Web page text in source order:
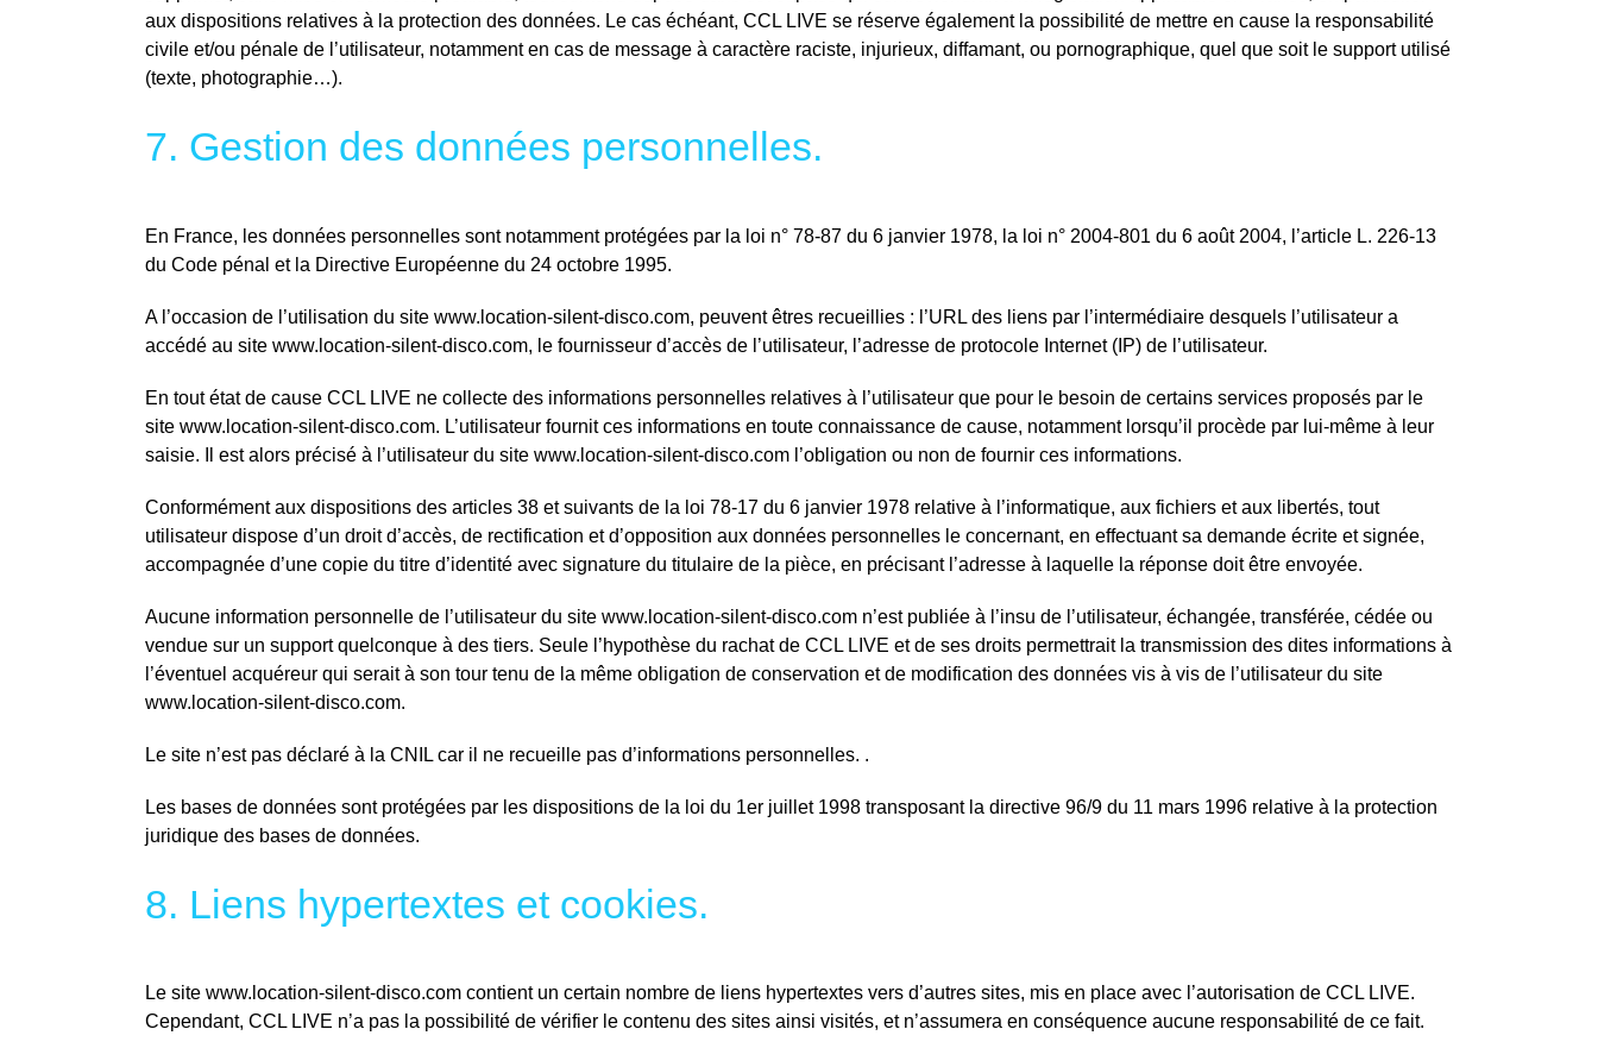
aux dispositions relatives à la protection des données. Le cas échéant, CCL LIVE se réserve également la possibilité de mettre en cause la responsabilité
civile et/ou pénale de l’utilisateur, notamment en cas de message à caractère raciste, injurieux, diffamant, ou pornographique, quel que soit le support utilisé
(texte, photographie…).
7. Gestion des données personnelles.
En France, les données personnelles sont notamment protégées par la loi n° 78-87 du 6 janvier 1978, la loi n° 2004-801 du 6 août 2004, l’article L. 226-13
du Code pénal et la Directive Européenne du 24 octobre 1995.
A l’occasion de l’utilisation du site www.location-silent-disco.com, peuvent êtres recueillies : l’URL des liens par l’intermédiaire desquels l’utilisateur a
accédé au site www.location-silent-disco.com, le fournisseur d’accès de l’utilisateur, l’adresse de protocole Internet (IP) de l’utilisateur.
En tout état de cause CCL LIVE ne collecte des informations personnelles relatives à l’utilisateur que pour le besoin de certains services proposés par le
site www.location-silent-disco.com. L’utilisateur fournit ces informations en toute connaissance de cause, notamment lorsqu’il procède par lui-même à leur
saisie. Il est alors précisé à l’utilisateur du site www.location-silent-disco.com l’obligation ou non de fournir ces informations.
Conformément aux dispositions des articles 38 et suivants de la loi 78-17 du 6 janvier 1978 relative à l’informatique, aux fichiers et aux libertés, tout
utilisateur dispose d’un droit d’accès, de rectification et d’opposition aux données personnelles le concernant, en effectuant sa demande écrite et signée,
accompagnée d’une copie du titre d’identité avec signature du titulaire de la pièce, en précisant l’adresse à laquelle la réponse doit être envoyée.
Aucune information personnelle de l’utilisateur du site www.location-silent-disco.com n’est publiée à l’insu de l’utilisateur, échangée, transférée, cédée ou
vendue sur un support quelconque à des tiers. Seule l’hypothèse du rachat de CCL LIVE et de ses droits permettrait la transmission des dites informations à
l’éventuel acquéreur qui serait à son tour tenu de la même obligation de conservation et de modification des données vis à vis de l’utilisateur du site
www.location-silent-disco.com.
Le site n’est pas déclaré à la CNIL car il ne recueille pas d’informations personnelles. .
Les bases de données sont protégées par les dispositions de la loi du 1er juillet 1998 transposant la directive 96/9 du 11 mars 1996 relative à la protection
juridique des bases de données.
8. Liens hypertextes et cookies.
Le site www.location-silent-disco.com contient un certain nombre de liens hypertextes vers d’autres sites, mis en place avec l’autorisation de CCL LIVE.
Cependant, CCL LIVE n’a pas la possibilité de vérifier le contenu des sites ainsi visités, et n’assumera en conséquence aucune responsabilité de ce fait.